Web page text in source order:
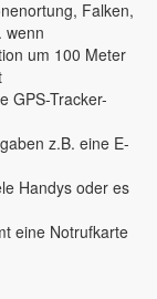
Falken,
wenn
um 100 Meter
GPS-Tracker-
z.B. eine E-
Handys oder es
eine Notrufkarte